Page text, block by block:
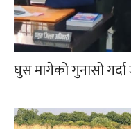
घुस मागेको गुनासो